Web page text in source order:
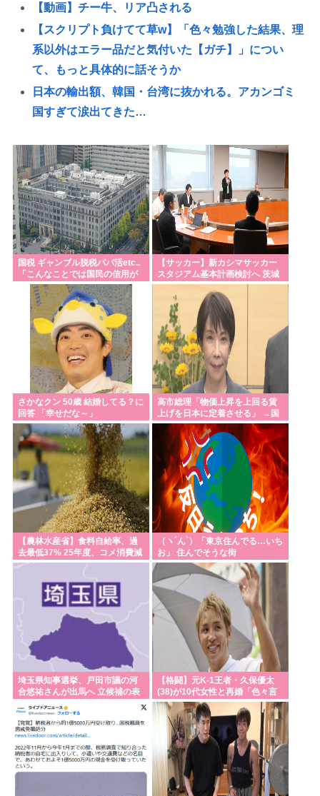
【動画】チー牛、リア凸される
【スクリプト負けてて草w】「色々勉強した結果、理
系以外はエラー品だと気付いた【ガチ】」につい
て、もっと具体的に話そうか
日本の輸出額、韓国・台湾に抜かれる。アカンゴミ
国すぎて涙出てきた…
立候補の表明は1人目:東京新聞
奈須きのこさん、円形脱毛症になっていた…
【高市朗報】日本の自殺者数、無茶苦茶減って史上
初の2万人割れ。無茶苦茶生きやすい国になってる件
www
「核兵器をなくすキーワードは『人間らしさ』」 ピ
ースボート畠山澄子さんが語った、核のある世界を
変えるために
水道水を飲むの止めた結果⋯
米国雇用統計、非農業部門雇用者数 (前月比)結果:-2.3
万人予想:+8.0万人、失業率結果:+4.1%予想:+4.2%、
9月利下げか
【熊本地震】避難者の食生活、改善急務=調理できず
「パン飽き飽き」-断水なお3万戸超
【サッカー】スペイン代表MFロドリ、レアル入り目
前から一転、バルサ加入へ 現地メディア伝える 4年
契約で年俸55億円準備
Powered by livedoor 相互RSS
国税 ギャンブル脱税パパ活etc..
「こんなことでは国民の信用が
なくなってしまう」
【サッカー】新カシマサッカー
スタジアム基本計画検討へ 茨城
県有識者会議初会合 公設民営で
整備方針
さかなクン 50歳 結婚してる？に
回答 「幸せだな～」
高市総理「物価上昇を上回る賃
上げを日本に定着させる」 →国
家公務員月給3.51%増へ 人事院
の勧告を受け
【農林水産省】食料自給率、過
去最低37% 25年度、コメ消費減
響く
（ヽ´ん`）「東京住んでる…いち
お」 住んでそうな街
埼玉県知事選挙、戸田市議の河
合悠祐さんが出馬へ 立候補の表
明は1人目:東京新聞
【格闘】元K-1王者・久保優太
(38)が10代女性と再婚「色々言
われそうですが…」